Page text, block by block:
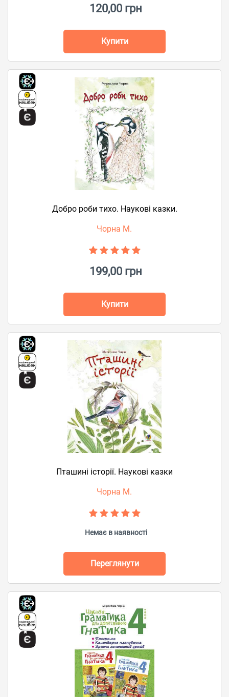
120,00 грн
Купити
Добро роби тихо. Наукові казки.
Чорна М.
199,00 грн
Купити
Пташині історії. Наукові казки
Чорна М.
Немає в наявності
Переглянути